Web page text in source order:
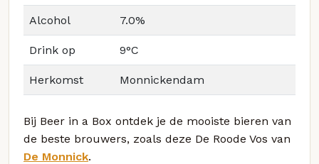
Alcohol 7.0%
Drink op 9°C
Herkomst Monnickendam
Bij Beer in a Box ontdek je de mooiste bieren van
de beste brouwers, zoals deze De Roode Vos van
De Monnick.